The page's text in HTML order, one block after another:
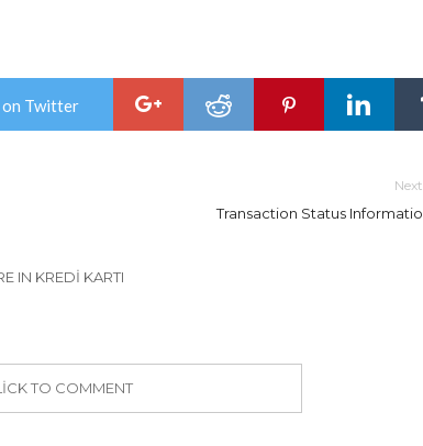
on Twitter
Transaction Status
IN KREDI KARTI
TO COMMENT